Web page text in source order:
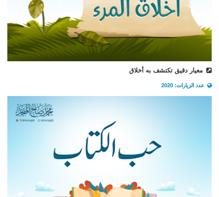
معيار دقيق تكتشف به أخلاق
عدد الزيارات: 2020